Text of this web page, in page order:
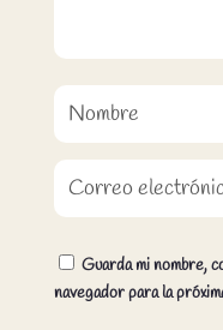
Guarda mi nombre,
navegador para la